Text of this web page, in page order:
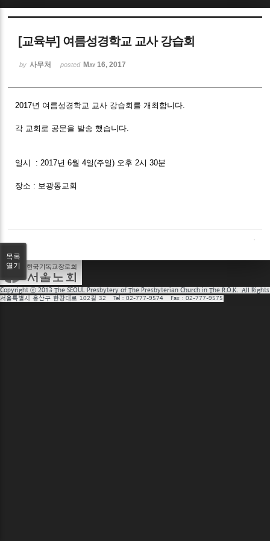
[교육부] 여름성경학교 교사 강습회
by 사무처 posted May 16, 2017
2017년 여름성경학교 교사 강습회를 개최합니다.
각 교회로 공문을 발송 했습니다.
일시 : 2017년 6월 4일(주일) 오후 2시 30분
장소 : 보광동교회
목록
열기
Sketchbook5, 스케치북5
Sketchbook5, 스케치북5